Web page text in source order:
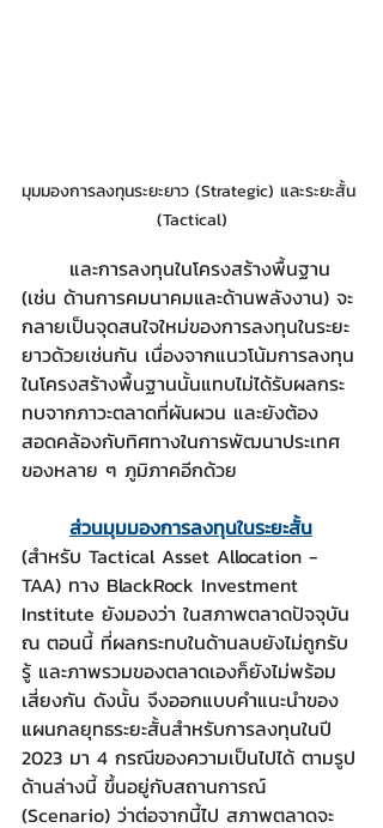
มุมมองการลงทุนระยะยาว (Strategic) และระยะสั้น
(Tactical)
(เช่น ด้านการคมนาคมและด้านพลังงาน) จะ
กลายเป็นจุดสนใจใหม่ของการลงทุนในระยะ
ยาวด้วยเช่นกัน เนื่องจากแนวโน้มการลงทุน
ในโครงสร้างพื้นฐานนั้นแทบไม่ได้รับผลกระ
ทบจากภาวะตลาดที่ผันผวน และยังต้อง
สอดคล้องกับทิศทางในการพัฒนาประเทศ
ของหลาย ๆ ภูมิภาคอีกด้วย
ส่วนมุมมองการลงทุนในระยะสั้น
(สำหรับ Tactical Asset Allocation -
TAA) ทาง BlackRock Investment
Institute ยังมองว่า ในสภาพตลาดปัจจุบัน
ณ ตอนนี้ ที่ผลกระทบในด้านลบยังไม่ถูกรับ
รู้ และภาพรวมของตลาดเองก็ยังไม่พร้อม
เสี่ยงกัน ดังนั้น จึงออกแบบคำแนะนำของ
แผนกลยุทธระยะสั้นสำหรับการลงทุนในปี
2023 มา 4 กรณีของความเป็นไปได้ ตามรูป
ด้านล่างนี้ ขึ้นอยู่กับสถานการณ์
(Scenario) ว่าต่อจากนี้ไป สภาพตลาดจะ